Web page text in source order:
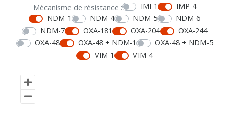
Mécanisme de résistance : IMI-1
IMP-4
NDM-1
NDM-4 NDM-5
NDM-6
NDM-7
OXA-181 OXA-204
OXA-244
OXA-48
OXA-48 + NDM-1
OXA-48 + NDM-5
VIM-1
VIM-4